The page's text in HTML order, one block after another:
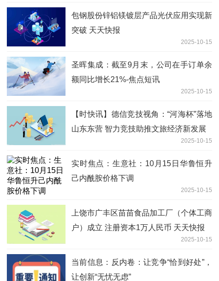
包钢股份锌铝镁镀层产品光伏应用实现新
突破 天天快报
2025-10-15
圣晖集成：截至9月末，公司在手订单余
额同比增长21%-焦点短讯
2025-10-15
【时快讯】德信竞技视角：“河海杯”落地
山东东营 智力竞技助推文旅经济新发展
2025-10-15
实时焦点：生意社：10月15日华鲁恒升
己内酰胺价格下调
2025-10-15
上饶市广丰区苗苗食品加工厂（个体工商
户）成立 注册资本1万人民币 天天快报
2025-10-15
当前信息：反内卷：让竞争“恰到好处”，
让创新“无忧无虑”